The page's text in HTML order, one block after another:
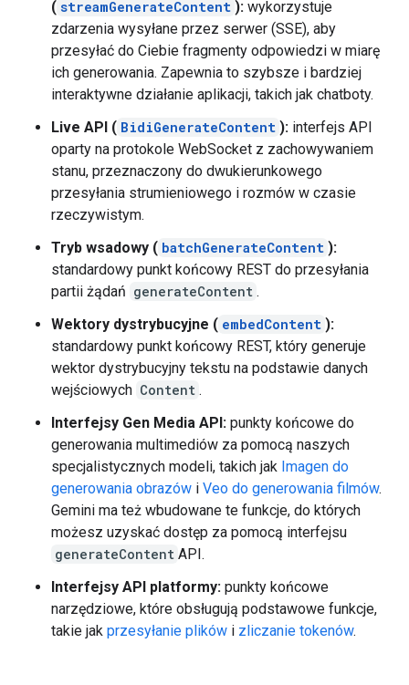
( streamGenerateContent ): wykorzystuje
zdarzenia wysyłane przez serwer (SSE), aby
przesyłać do Ciebie fragmenty odpowiedzi w miarę
ich generowania. Zapewnia to szybsze i bardziej
interaktywne działanie aplikacji, takich jak chatboty.
Live API ( BidiGenerateContent ): interfejs API
oparty na protokole WebSocket z zachowywaniem
stanu, przeznaczony do dwukierunkowego
przesyłania strumieniowego i rozmów w czasie
rzeczywistym.
Tryb wsadowy ( batchGenerateContent ):
standardowy punkt końcowy REST do przesyłania
partii żądań generateContent .
Wektory dystrybucyjne ( embedContent ):
standardowy punkt końcowy REST, który generuje
wektor dystrybucyjny tekstu na podstawie danych
wejściowych Content .
Interfejsy Gen Media API: punkty końcowe do
generowania multimediów za pomocą naszych
specjalistycznych modeli, takich jak Imagen do
generowania obrazów i Veo do generowania filmów.
Gemini ma też wbudowane te funkcje, do których
możesz uzyskać dostęp za pomocą interfejsu
generateContent API.
Interfejsy API platformy: punkty końcowe
narzędziowe, które obsługują podstawowe funkcje,
takie jak przesyłanie plików i zliczanie tokenów.